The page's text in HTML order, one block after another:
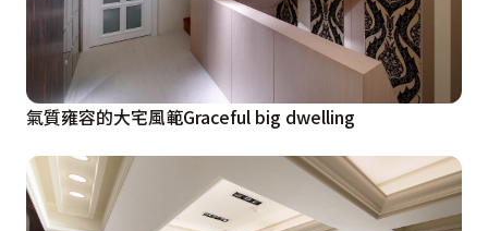
氣質雍容的大宅風範Graceful big dwelling